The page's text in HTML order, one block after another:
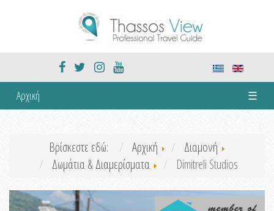
Αρχική ☰
Βρίσκεστε εδώ: Αρχική
Διαμονή
Δωμάτια & Διαμερίσματα
Dimitreli Studios